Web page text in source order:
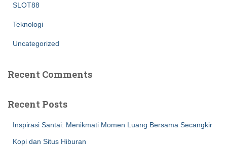
SLOT88
Teknologi
Uncategorized
Recent Comments
Recent Posts
Inspirasi Santai: Menikmati Momen Luang Bersama Secangkir
Kopi dan Situs Hiburan